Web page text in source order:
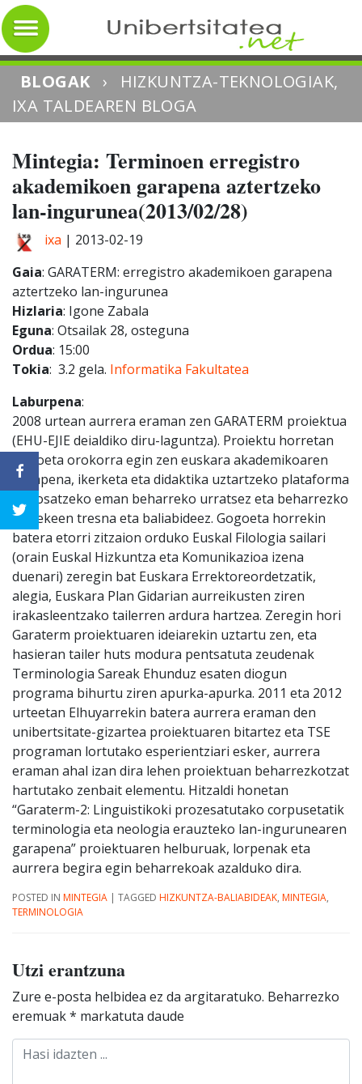
BLOGAK ›
HIZKUNTZA-TEKNOLOGIAK,
IXA TALDEAREN BLOGA
Mintegia: Terminoen erregistro
akademikoen garapena aztertzeko
lan-ingurunea(2013/02/28)
ixa | 2013-02-19
Gaia: GARATERM: erregistro akademikoen garapena
aztertzeko lan-ingurunea
Hizlaria: Igone Zabala
Eguna: Otsailak 28, osteguna
Ordua: 15:00
Tokia: 3.2 gela. Informatika Fakultatea
Laburpena:
2008 urtean aurrera eraman zen GARATERM proiektua
(EHU-EJIE deialdiko diru-laguntza). Proiektu horretan
gogoeta orokorra egin zen euskara akademikoaren
garapena, ikerketa eta didaktika uztartzeko plataforma
bat osatzeko eman beharreko urratsez eta beharrezko
liratekeen tresna eta baliabideez. Gogoeta horrekin
batera etorri zitzaion orduko Euskal Filologia sailari
(orain Euskal Hizkuntza eta Komunikazioa izena
duenari) zeregin bat Euskara Errektoreordetzatik,
alegia, Euskara Plan Gidarian aurreikusten ziren
irakasleentzako tailerren ardura hartzea. Zeregin hori
Garaterm proiektuaren ideiarekin uztartu zen, eta
hasieran tailer huts modura pentsatuta zeudenak
Terminologia Sareak Ehunduz esaten diogun
programa bihurtu ziren apurka-apurka. 2011 eta 2012
urteetan Elhuyarrekin batera aurrera eraman den
unibertsitate-gizartea proiektuaren bitartez eta TSE
programan lortutako esperientziari esker, aurrera
eraman ahal izan dira lehen proiektuan beharrezkotzat
hartutako zenbait elementu. Hitzaldi honetan
“Garaterm-2: Linguistikoki prozesatutako corpusetatik
terminologia eta neologia erauzteko lan-ingurunearen
garapena” proiektuaren helburuak, lorpenak eta
aurrera begira egin beharrekoak azalduko dira.
POSTED IN MINTEGIA | TAGGED HIZKUNTZA-BALIABIDEAK, MINTEGIA,
TERMINOLOGIA
Utzi erantzuna
Zure e-posta helbidea ez da argitaratuko. Beharrezko
eremuak* markatuta daude